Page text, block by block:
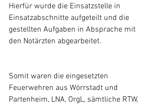
Hierfür wurde die Einsatzstelle in
Einsatzabschnitte aufgeteilt und die
gestellten Aufgaben in Absprache mit
den Notärzten abgearbeitet.
Somit waren die eingesetzten
Feuerwehren aus Wörrstadt und
Partenheim, LNA, OrgL, sämtliche RTW,